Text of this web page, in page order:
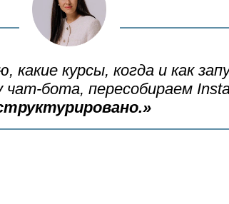
какие курсы, когда и как
бота, пересобираем